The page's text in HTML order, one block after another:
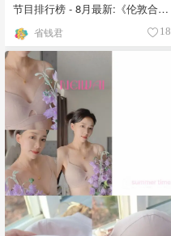
节目排行榜 - 8月最新:《​​伦敦合伙
人》回归啦
省钱君 18